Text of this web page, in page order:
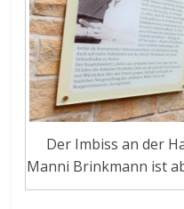
Der Imbiss an der
Manni Brinkmann ist